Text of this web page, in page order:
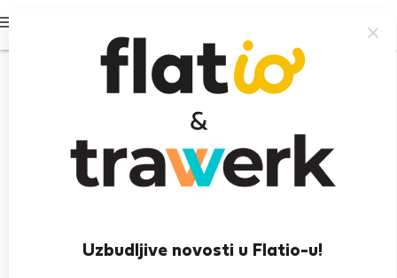
Uzbudljive novosti u Flatio-u!
Julia S.